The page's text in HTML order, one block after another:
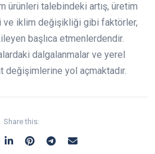
ürünleri talebindeki artış, üretim
iklim değişikliği gibi faktörler,
başlıca etmenlerdendir.
dalgalanmalar ve yerel
yol açmaktadır.
Share this: